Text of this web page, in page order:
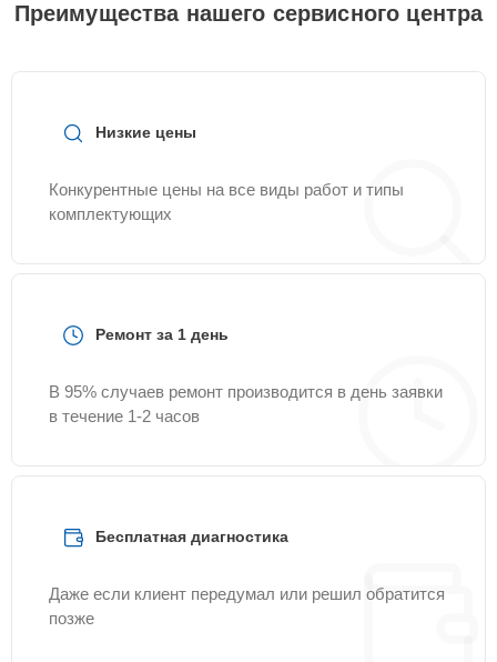
Преимущества нашего сервисного центра
Низкие цены
Конкурентные цены на все виды работ и типы
комплектующих
Ремонт за 1 день
В 95% случаев ремонт производится в день заявки
в течение 1-2 часов
Бесплатная диагностика
Даже если клиент передумал или решил обратится
позже